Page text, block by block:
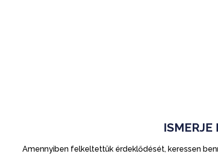
Amennyiben felkeltettük érdeklődését, keressen